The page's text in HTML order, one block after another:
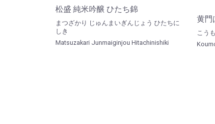
松盛 純米吟醸 ひたち錦
まつざかり じゅんまいぎんじょう ひたちに
しき
Matsuzakari Junmaiginjou Hitachinishiki
黄門
こう